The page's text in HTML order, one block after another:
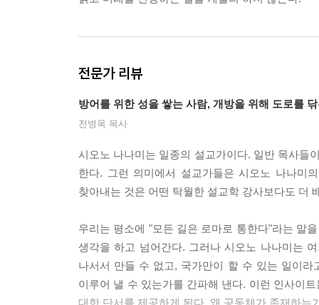
남은 것은 기독교 제국이라고 말하는 편이 적절
--- p.332
로마가도는 주된 목적이 군사용이었기 때문에 군
설회사가 입찰을 통해 도급을 맡았기 때문에 수
가 되는 거리에 수도간을 놓는 공사였다.
--- p.257
로마 가도와 더불어 로마의 인프라를 대표하는
전문가 리뷰
방어를 위한 성을 쌓는 사람, 개방을 위해 도로를
전병욱 목사
시오노 나나미는 일종의 설교가이다. 일반 목사들
한다. 그런 의미에서 설교가들은 시오노 나나미
찾아내는 것은 어떤 탁월한 설교학 강사보다도 더
우리는 평소에 "모든 길은 로마로 통한다"라는 말
생각을 하고 넘어간다. 그러나 시오노 나나미는
나서서 만들 수 없고, 국가만이 할 수 있는 일이
이루어 낼 수 있는가를 간파해 낸다. 이런 인사이
대한 단서를 제공하게 된다. 왜 공동체가 존재하